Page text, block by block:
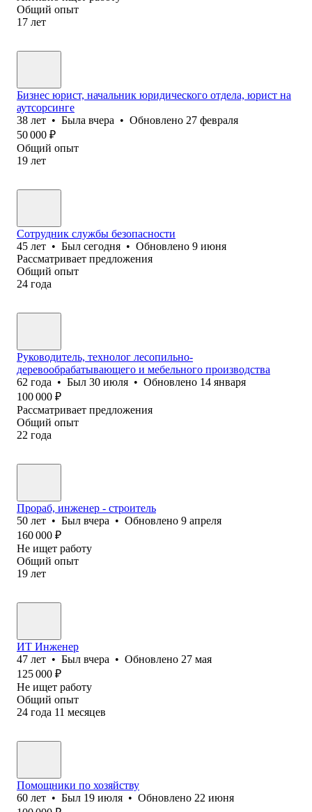
Общий опыт
17 лет
Бизнес юрист, начальник юридического отдела, юрист на
аутсорсинге
38 лет • Была вчера • Обновлено 27 февраля
50 000 ₽
Общий опыт
19 лет
Сотрудник службы безопасности
45 лет • Был сегодня • Обновлено 9 июня
Рассматривает предложения
Общий опыт
24 года
Руководитель, технолог лесопильно-
деревообрабатывающего и мебельного производства
62 года • Был 30 июля • Обновлено 14 января
100 000 ₽
Рассматривает предложения
Общий опыт
22 года
Прораб, инженер - строитель
50 лет • Был вчера • Обновлено 9 апреля
160 000 ₽
Не ищет работу
Общий опыт
19 лет
ИТ Инженер
47 лет • Был вчера • Обновлено 27 мая
125 000 ₽
Не ищет работу
Общий опыт
24 года 11 месяцев
Помощники по хозяйству
60 лет • Был 19 июля • Обновлено 22 июня